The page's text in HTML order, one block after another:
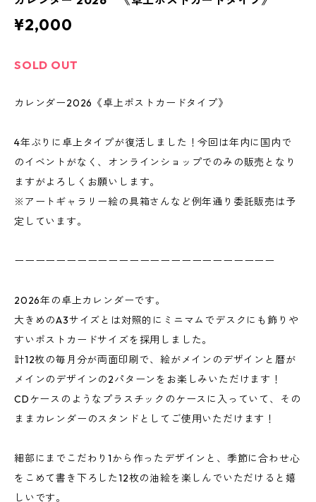
¥2,000
SOLD OUT
カレンダー2026《卓上ポストカードタイプ》
4年ぶりに卓上タイプが復活しました！今回は年内に国内で
のイベントがなく、オンラインショップでのみの販売となり
ますがよろしくお願いします。
※アートギャラリー絵の具箱さんなど例年通り委託販売は予
定しています。
ーーーーーーーーーーーーーーーーーーーーーーーーー
2026年の卓上カレンダーです。
大きめのA3サイズとは対照的にミニマムでデスクにも飾りや
すいポストカードサイズを採用しました。
計12枚の毎月分が両面印刷で、絵がメインのデザインと暦が
メインのデザインの2パターンをお楽しみいただけます！
CDケースのようなプラスチックのケースに入っていて、その
ままカレンダーのスタンドとしてご使用いただけます！
細部にまでこだわり1から作ったデザインと、季節に合わせ心
をこめて書き下ろした12枚の油絵を楽しんでいただけると嬉
しいです。